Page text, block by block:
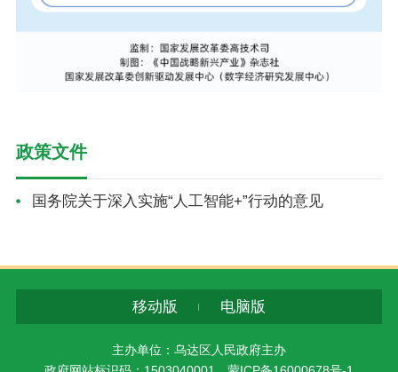
政策文件
国务院关于深入实施“人工智能+”行动的意见
移动版 电脑版
主办单位：乌达区人民政府主办